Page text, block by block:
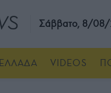
Σάββατο, 8/
ΕΛΛΑΔΑ VIDEOS